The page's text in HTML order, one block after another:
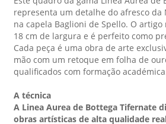
representa um detalhe do afresco
na capela Baglioni de Spello. O
18 cm de largura e é perfeito como
Cada peça é uma obra de arte
mão com um retoque em folha de
qualificados com formação
A técnica
A Linea Aurea de Bottega Tifernate
obras artísticas de alta qualidade